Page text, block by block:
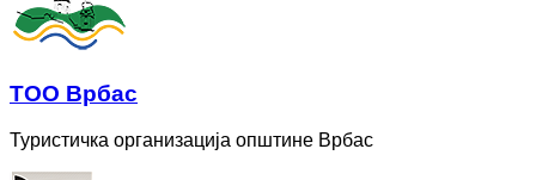
ТОО Врбас
Туристичка организација општине Врбас